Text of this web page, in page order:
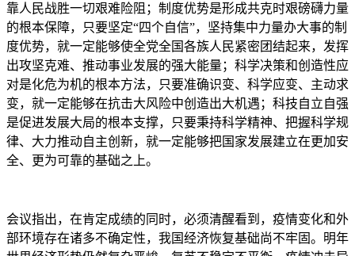
靠人民战胜一切艰难险阻；制度优势是形成共克时艰磅礴力量
的根本保障，只要坚定“四个自信”，坚持集中力量办大事的制
度优势，就一定能够使全党全国各族人民紧密团结起来，发挥
出攻坚克难、推动事业发展的强大能量；科学决策和创造性应
对是化危为机的根本方法，只要准确识变、科学应变、主动求
变，就一定能够在抗击大风险中创造出大机遇；科技自立自强
是促进发展大局的根本支撑，只要秉持科学精神、把握科学规
律、大力推动自主创新，就一定能够把国家发展建立在更加安
全、更为可靠的基础之上。
会议指出，在肯定成绩的同时，必须清醒看到，疫情变化和外
部环境存在诸多不确定性，我国经济恢复基础尚不牢固。明年